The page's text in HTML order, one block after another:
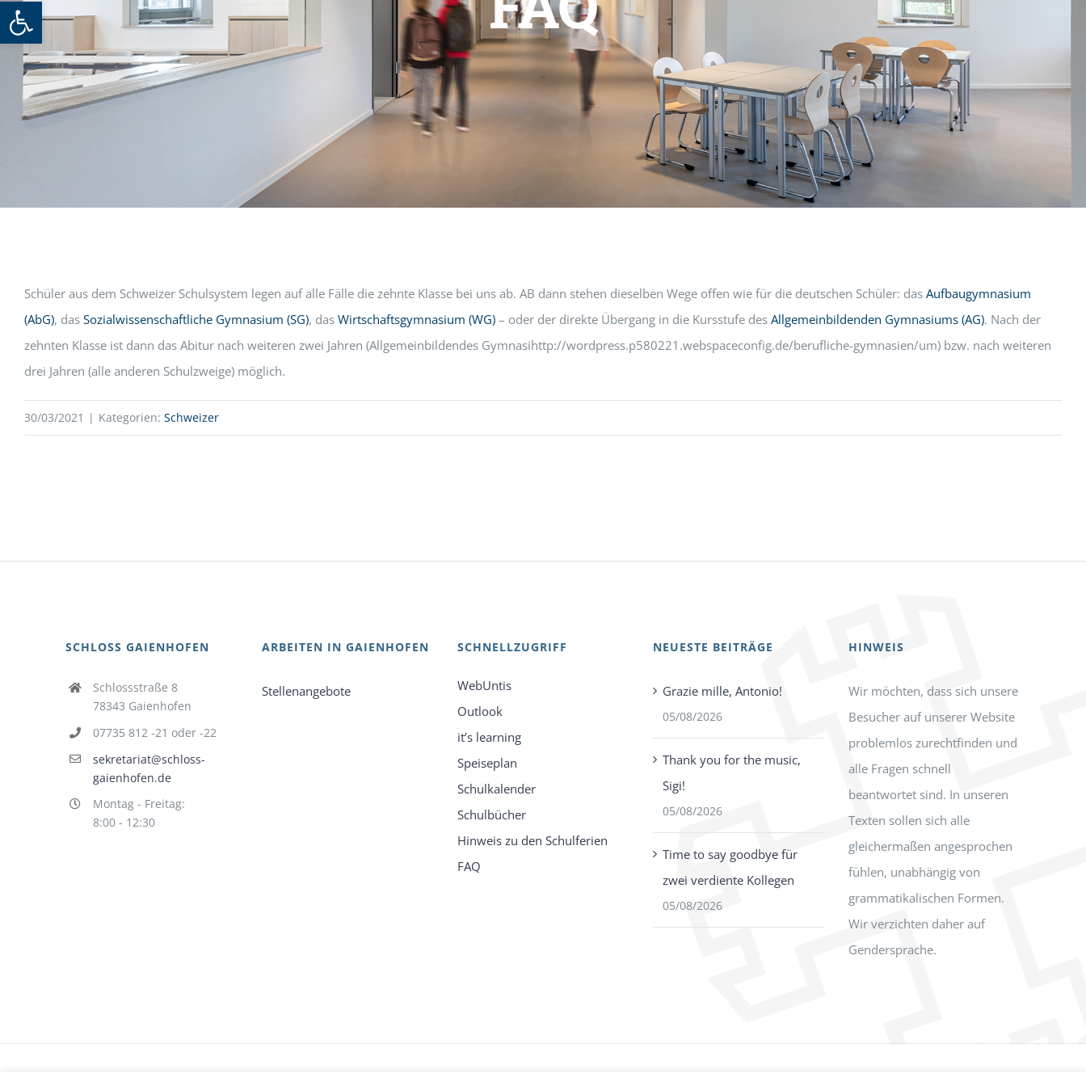
Werkzeugleiste öffnen
Schüler aus dem Schweizer Schulsystem legen auf alle Fälle die zehnte Klasse bei uns ab. AB dann stehen dieselben Wege offen wie für die deutschen Schüler: das Aufbaugymnasium
(AbG), das Sozialwissenschaftliche Gymnasium (SG), das Wirtschaftsgymnasium (WG) – oder der direkte Übergang in die Kursstufe des Allgemeinbildenden Gymnasiums (AG). Nach der
zehnten Klasse ist dann das Abitur nach weiteren zwei Jahren (Allgemeinbildendes Gymnasihttp://wordpress.p580221.webspaceconfig.de/berufliche-gymnasien/um) bzw. nach weiteren
drei Jahren (alle anderen Schulzweige) möglich.
30/03/2021 | Kategorien: Schweizer
SCHLOSS GAIENHOFEN
Schlossstraße 8
78343 Gaienhofen
07735 812 -21 oder -22
sekretariat@schloss-
gaienhofen.de
Montag - Freitag:
8:00 - 12:30
ARBEITEN IN GAIENHOFEN
Stellenangebote
SCHNELLZUGRIFF
WebUntis
Outlook
it’s learning
Speiseplan
Schulkalender
Schulbücher
Hinweis zu den Schulferien
FAQ
NEUESTE BEITRÄGE
Grazie mille, Antonio!
05/08/2026
Thank you for the music,
Sigi!
05/08/2026
Time to say goodbye für
zwei verdiente Kollegen
05/08/2026
HINWEIS
Wir möchten, dass sich unsere
Besucher auf unserer Website
problemlos zurechtfinden und
alle Fragen schnell
beantwortet sind. In unseren
Texten sollen sich alle
gleichermaßen angesprochen
fühlen, unabhängig von
grammatikalischen Formen.
Wir verzichten daher auf
Gendersprache.